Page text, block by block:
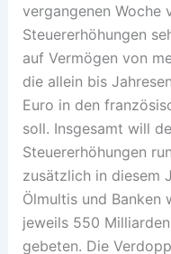
vergangenen Woche
Steuererhöhungen
auf Vermögen von
die allein bis
Euro in den
soll. Insgesamt will
Steuererhöhungen
zusätzlich in diesem
Ölmultis und Banken
jeweils 550
gebeten. Die